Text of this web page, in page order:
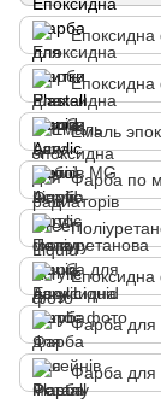
Епоксидна
Епоксидна
Емаль
Фарба по
Епоксидна
Фарба для
Фарба для